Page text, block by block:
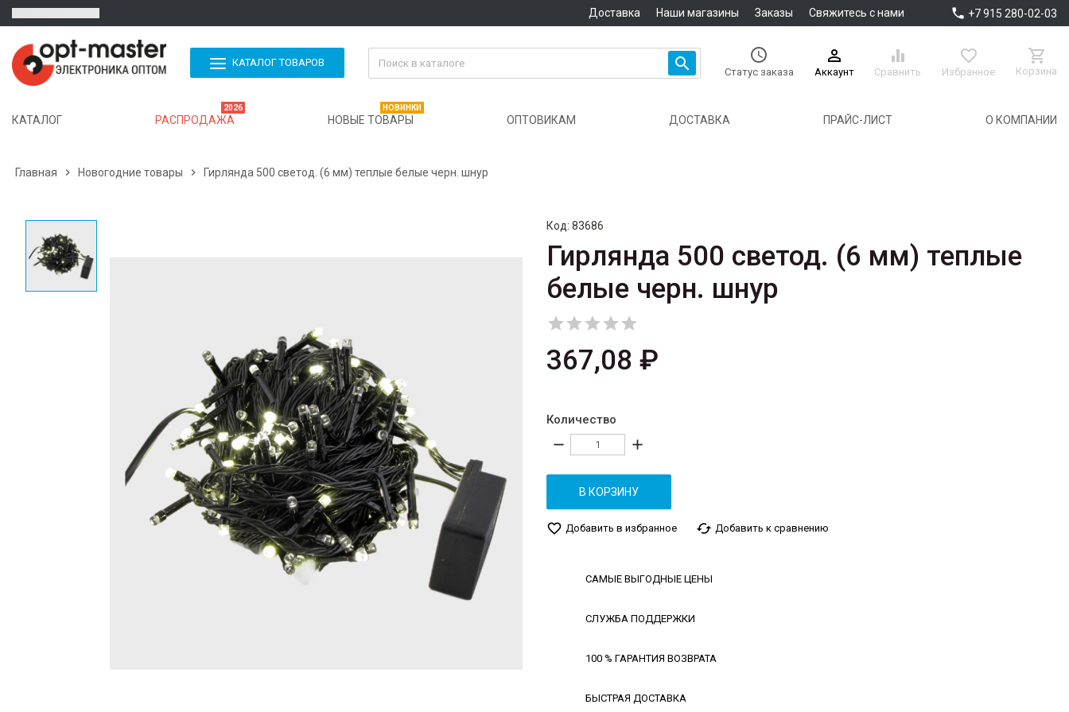
Доставка Наши магазины Заказы Свяжитесь с нами  +7 915 280-02-03
КАТАЛОГ ТОВАРОВ  
Статус заказа

Аккаунт

Сравнить

Избранное

Корзина
КАТАЛОГ РАСПРОДАЖА
2026
НОВЫЕ ТОВАРЫ
НОВИНКИ
ОПТОВИКАМ ДОСТАВКА ПРАЙС-ЛИСТ О КОМПАНИИ
Главная  Новогодние товары  Гирлянда 500 светод. (6 мм) теплые белые черн. шнур
Код: 83686
Гирлянда 500 светод. (6 мм) теплые
белые черн. шнур

367,08 ₽
Количество
remove add
В КОРЗИНУ
favorite_border Добавить в избранное cached Добавить к сравнению
САМЫЕ ВЫГОДНЫЕ ЦЕНЫ
СЛУЖБА ПОДДЕРЖКИ
100 % ГАРАНТИЯ ВОЗВРАТА
БЫСТРАЯ ДОСТАВКА